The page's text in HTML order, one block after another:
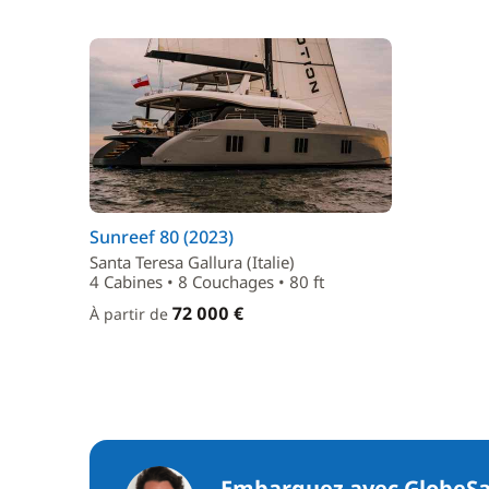
Sunreef 80 (2023)
Santa Teresa Gallura (Italie)
4 Cabines • 8 Couchages • 80 ft
À partir de 72 000 €